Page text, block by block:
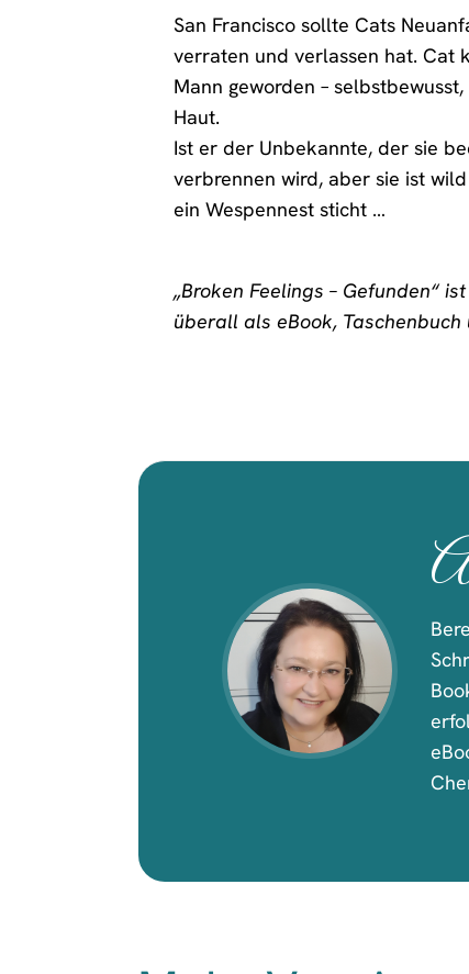
San Francisco sollte Cats
verraten und verlassen hat. Cat
Mann geworden –
Haut.
Ist er der Unbekannte, der sie
verbrennen wird, aber sie ist
ein Wespennest sticht …
„Broken Feelings – Gefunden“
überall als eBook,